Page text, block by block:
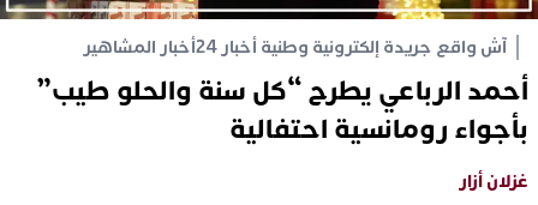
آش واقع جريدة إلكترونية وطنية أخبار 24 أخبار المشاهير
أحمد الرباعي يطرح “كل سنة والحلو طيب”
بأجواء رومانسية احتفالية
غزلان أزار